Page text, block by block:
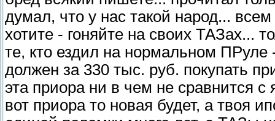
думал, что у нас такой народ... всем
хотите - гоняйте на своих ТАЗах...
те, кто ездил на нормальном ПРуле
должен за 330 тыс. руб. покупать
эта приора ни в чем не сравнится
вот приора то новая будет, а твоя